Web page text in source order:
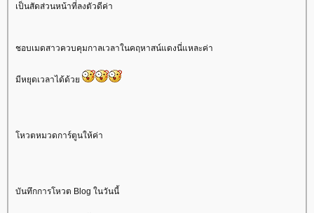
เป็นสัดส่วนหน้าที่ลงตัวดีค่า
ชอบเมดสาวควบคุมกาลเวลาในคฤหาสน์แดงนี่แหละค่า
มีหยุดเวลาได้ด้ว
หวตหมวดการ์ตูนให้ค่า
บันทึกการโหวต Blog ในวันนี้